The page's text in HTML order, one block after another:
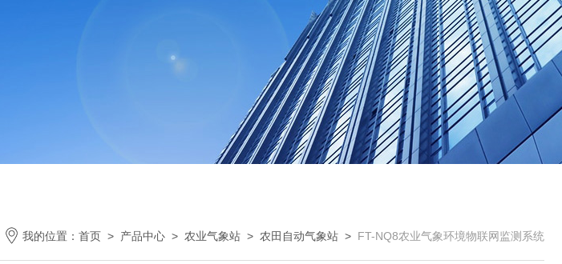
我的位置： 首页 > 产品中心 > 农业气象站 > 农田自动气象站 > FT-NQ8农业气象环境物联网监测系统